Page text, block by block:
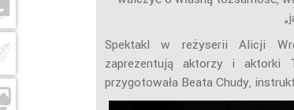
Spektakl w reżyserii Alicji
zaprezentują aktorzy i aktorki
przygotowała Beata Chudy,